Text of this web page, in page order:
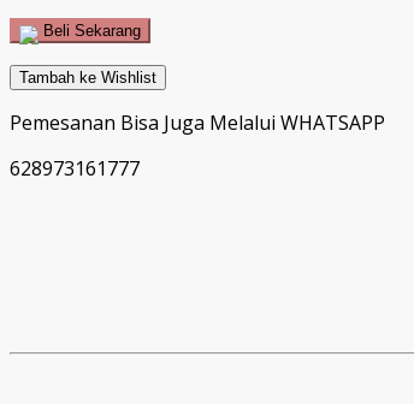
Beli Sekarang
Tambah ke Wishlist
Pemesanan Bisa Juga Melalui WHATSAPP
628973161777